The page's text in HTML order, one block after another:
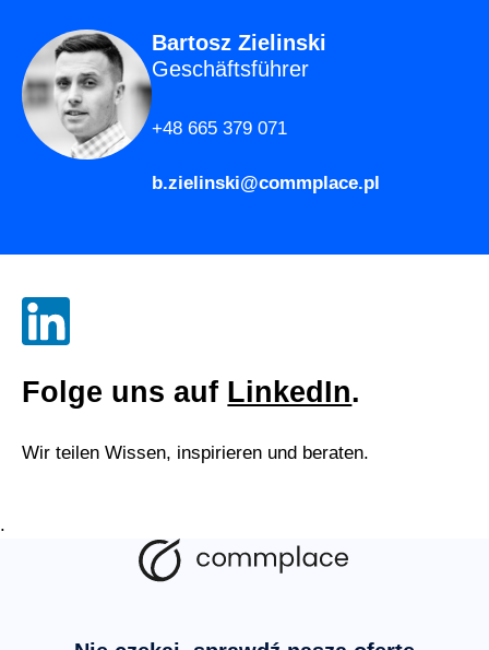
Bartosz Zielinski
Geschäftsführer
+48 665 379 071
b.zielinski@commplace.pl
Folge uns auf LinkedIn.
Wir teilen Wissen, inspirieren und beraten.
.